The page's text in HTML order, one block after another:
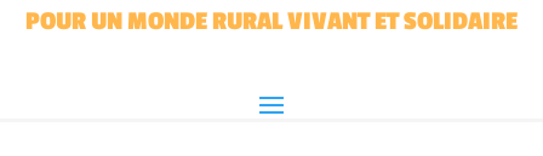
POUR UN MONDE RURAL VIVANT ET SOLIDAIRE